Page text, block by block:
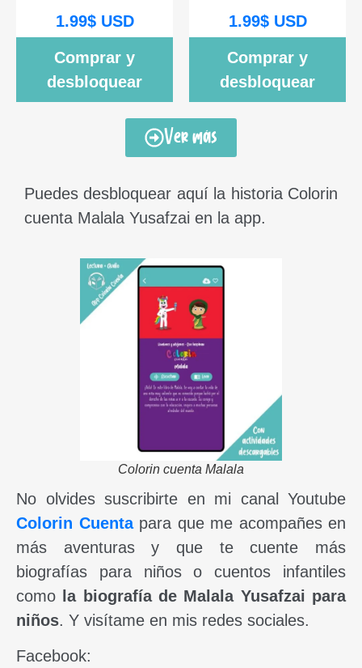
1.99$USD
Comprar y
desbloquear
1.99$USD
Comprar y
desbloquear
Ver más
Puedes desbloquear aquí la historia Colorin
cuenta Malala Yusafzai en la app.
Colorin cuenta Malala
No olvides suscribirte en mi canal Youtube
Colorin Cuentapara que me acompañes en
más aventuras y que te cuente más
biografías para niños o cuentos infantiles
como la biografía de Malala Yusafzai para
niños. Y visítame en mis redes sociales.
Facebook: